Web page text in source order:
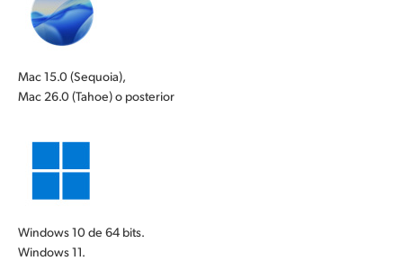
Mac 15.0 (Sequoia),
Mac 26.0 (Tahoe) o posterior
Windows 10 de 64 bits.
Windows 11.